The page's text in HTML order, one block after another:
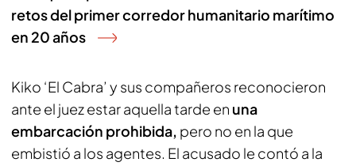
retos del primer corredor humanitario marítimo
en 20 años
Kiko ‘El Cabra’ y sus compañeros reconocieron
ante el juez estar aquella tarde en una
embarcación prohibida, pero no en la que
embistió a los agentes. El acusado le contó a la